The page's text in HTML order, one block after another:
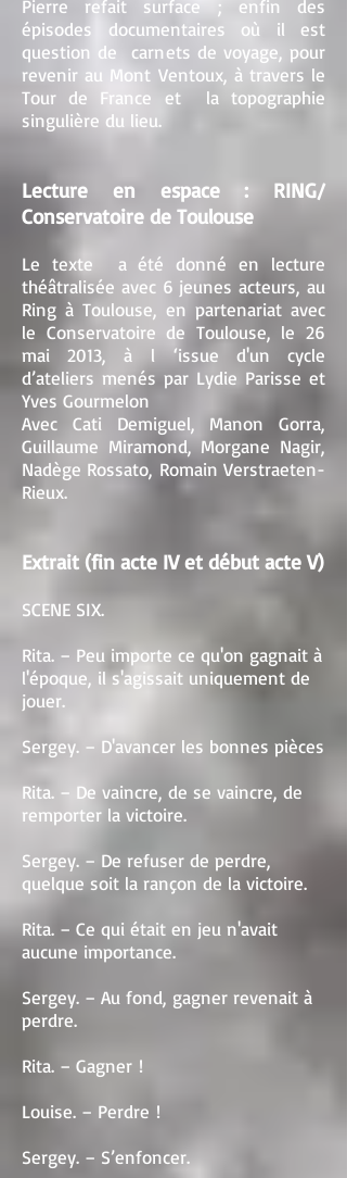
Pierre refait surface ; enfin des
épisodes documentaires où il est
question de carnets de voyage, pour
revenir au Mont Ventoux, à travers le
Tour de France et la topographie
singulière du lieu.
Lecture en espace : RING/
Conservatoire de Toulouse
Le texte a été donné en lecture
théâtralisée avec 6 jeunes acteurs, au
Ring à Toulouse, en partenariat avec
le Conservatoire de Toulouse, le 26
mai 2013, à l ‘issue d'un cycle
d’ateliers menés par Lydie Parisse et
Yves Gourmelon
Avec Cati Demiguel, Manon Gorra,
Guillaume Miramond, Morgane Nagir,
Nadège Rossato, Romain Verstraeten-
Rieux.
Extrait (fin acte IV et début acte V)
SCENE SIX.
Rita. – Peu importe ce qu'on gagnait à
l'époque, il s'agissait uniquement de
jouer.
Sergey. – D'avancer les bonnes pièces
Rita. – De vaincre, de se vaincre, de
remporter la victoire.
Sergey. – De refuser de perdre,
quelque soit la rançon de la victoire.
Rita. – Ce qui était en jeu n'avait
aucune importance.
Sergey. – Au fond, gagner revenait à
perdre.
Rita. – Gagner !
Louise. – Perdre !
Sergey. – S’enfoncer.